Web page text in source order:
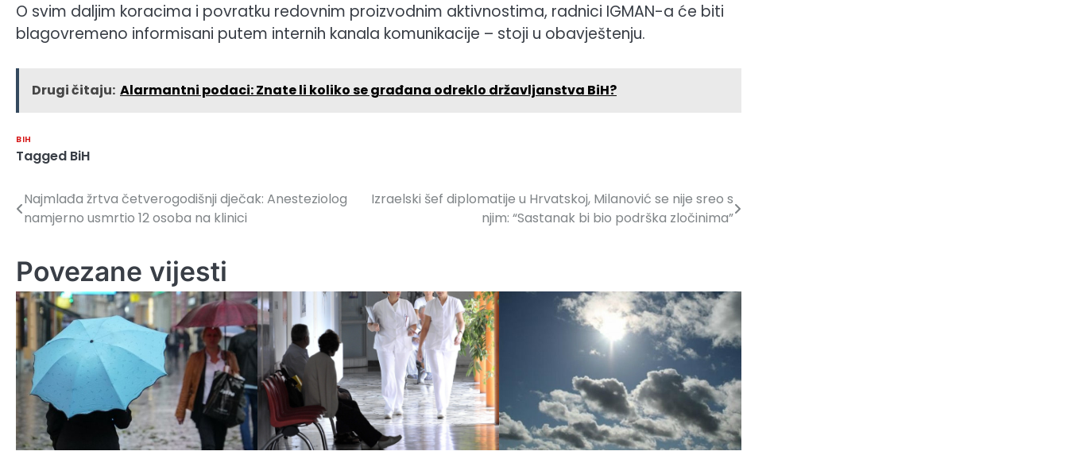
O svim daljim koracima i povratku redovnim proizvodnim aktivnostima, radnici IGMAN-a će biti
blagovremeno informisani putem internih kanala komunikacije – stoji u obavještenju.
Drugi čitaju: Alarmantni podaci: Znate li koliko se građana odreklo državljanstva BiH?
BIH
Tagged BiH
Navigacija
članaka
Najmlađa žrtva četverogodišnji dječak: Anesteziolog
namjerno usmrtio 12 osoba na klinici
Izraelski šef diplomatije u Hrvatskoj, Milanović se nije sreo s
njim: “Sastanak bi bio podrška zločinima”
Povezane vijesti